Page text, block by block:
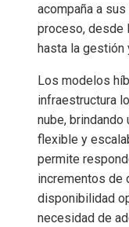
acompaña a
proceso, desde
hasta la gestión
Los modelos
infraestructura
nube, brindando
flexible y
permite
incrementos de
disponibilidad
necesidad de